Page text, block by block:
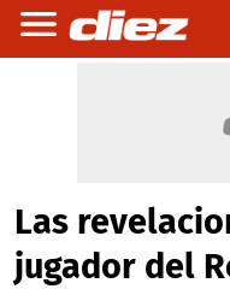
Las
jugador del